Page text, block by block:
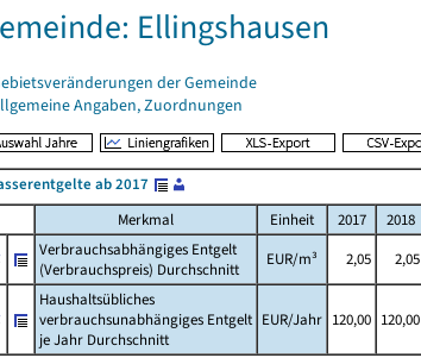
Ellingshausen
der Gemeinde
Angaben, Zuordnungen
ab 2017
Merkmal
Einheit 2017 2018
Verbrauchsabhängiges Entgelt
(Verbrauchspreis) Durchschnitt
EUR/m³ 2,05 2,05
Haushaltsübliches
verbrauchsunabhängiges Entgelt
je Jahr Durchschnitt
EUR/Jahr 120,00 120,00